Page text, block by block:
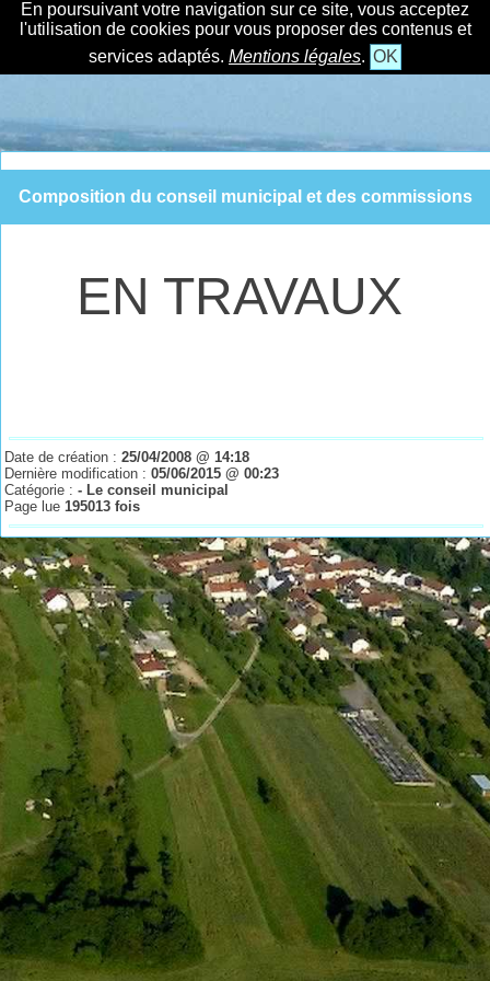
En poursuivant votre navigation sur ce site, vous acceptez
l'utilisation de cookies pour vous proposer des contenus et
services adaptés. Mentions légales. OK
Composition du conseil municipal et des commissions
EN TRAVAUX
Date de création :25/04/2008 @ 14:18
Dernière modification :05/06/2015 @ 00:23
Catégorie :- Le conseil municipal
Page lue195013 fois